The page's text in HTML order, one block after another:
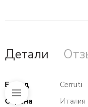
Детали
Бренд
Cerruti
Страна
Италия